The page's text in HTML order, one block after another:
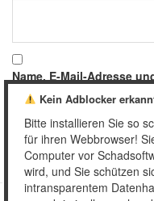
Name, E-Mail-Adresse
meinen nächsten
Kein Adblocker
Bitte installieren Sie so
für ihren Webbrowser!
Computer vor
wird, und Sie schützen
intransparentem